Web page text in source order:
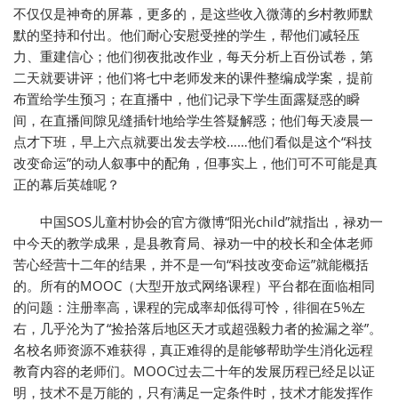
不仅仅是神奇的屏幕，更多的，是这些收入微薄的乡村教师默
默的坚持和付出。他们耐心安慰受挫的学生，帮他们减轻压
力、重建信心；他们彻夜批改作业，每天分析上百份试卷，第
二天就要讲评；他们将七中老师发来的课件整编成学案，提前
布置给学生预习；在直播中，他们记录下学生面露疑惑的瞬
间，在直播间隙见缝插针地给学生答疑解惑；他们每天凌晨一
点才下班，早上六点就要出发去学校……他们看似是这个“科技
改变命运”的动人叙事中的配角，但事实上，他们可不可能是真
正的幕后英雄呢？
中国SOS儿童村协会的官方微博“阳光child”就指出，禄劝一
中今天的教学成果，是县教育局、禄劝一中的校长和全体老师
苦心经营十二年的结果，并不是一句“科技改变命运”就能概括
的。所有的MOOC（大型开放式网络课程）平台都在面临相同
的问题：注册率高，课程的完成率却低得可怜，徘徊在5%左
右，几乎沦为了“捡拾落后地区天才或超强毅力者的捡漏之举”。
名校名师资源不难获得，真正难得的是能够帮助学生消化远程
教育内容的老师们。MOOC过去二十年的发展历程已经足以证
明，技术不是万能的，只有满足一定条件时，技术才能发挥作